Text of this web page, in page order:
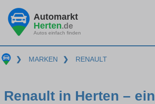
Automarkt
Herten.de
Autos einfach finden
❯ MARKEN ❯ RENAULT
Renault in Herten – ein